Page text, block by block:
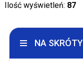
Ilość wyświetleń: 87
NA SKRÓTY